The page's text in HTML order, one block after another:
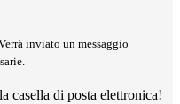
inviato un messaggio
casella di posta elettronica!